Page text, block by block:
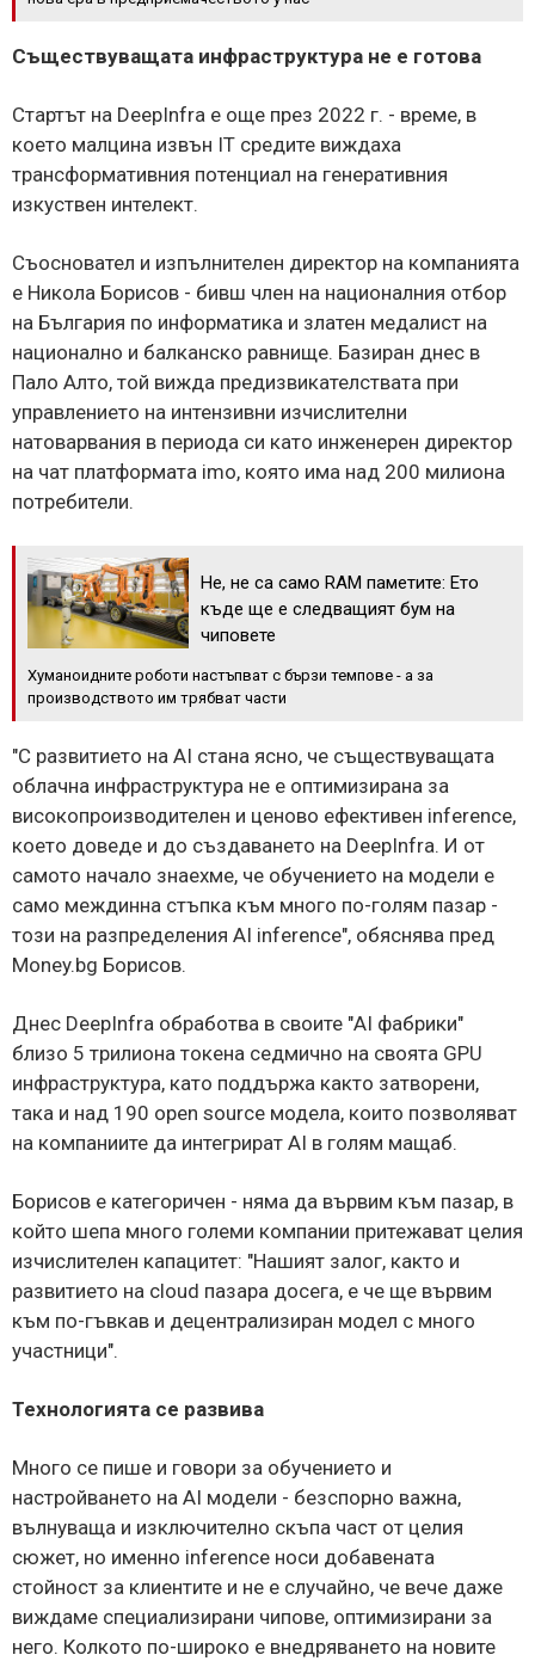
Съществуващата инфраструктура не е готова
Стартът на DeepInfra е още през 2022 г. - време, в
което малцина извън IT средите виждаха
трансформативния потенциал на генеративния
изкуствен интелект.
Съосновател и изпълнителен директор на компанията
е Никола Борисов - бивш член на националния отбор
на България по информатика и златен медалист на
национално и балканско равнище. Базиран днес в
Пало Алто, той вижда предизвикателствата при
управлението на интензивни изчислителни
натоварвания в периода си като инженерен директор
на чат платформата imo, която има над 200 милиона
потребители.
Не, не са само RAM паметите: Ето
къде ще е следващият бум на
чиповете
Хуманоидните роботи настъпват с бързи темпове - а за
производството им трябват части
"С развитието на AI стана ясно, че съществуващата
облачна инфраструктура не е оптимизирана за
високопроизводителен и ценово ефективен inference,
което доведе и до създаването на DeepInfra. И от
самото начало знаехме, че обучението на модели е
само междинна стъпка към много по-голям пазар -
този на разпределения AI inference", обяснява пред
Money.bg Борисов.
Днес DeepInfra обработва в своите "AI фабрики"
близо 5 трилиона токена седмично на своята GPU
инфраструктура, като поддържа както затворени,
така и над 190 open source модела, които позволяват
на компаниите да интегрират AI в голям мащаб.
Борисов е категоричен - няма да вървим към пазар, в
който шепа много големи компании притежават целия
изчислителен капацитет: "Нашият залог, както и
развитието на cloud пазара досега, е че ще вървим
към по-гъвкав и децентрализиран модел с много
участници".
Технологията се развива
Много се пише и говори за обучението и
настройването на AI модели - безспорно важна,
вълнуваща и изключително скъпа част от целия
сюжет, но именно inference носи добавената
стойност за клиентите и не е случайно, че вече даже
виждаме специализирани чипове, оптимизирани за
него. Колкото по-широко е внедряването на новите